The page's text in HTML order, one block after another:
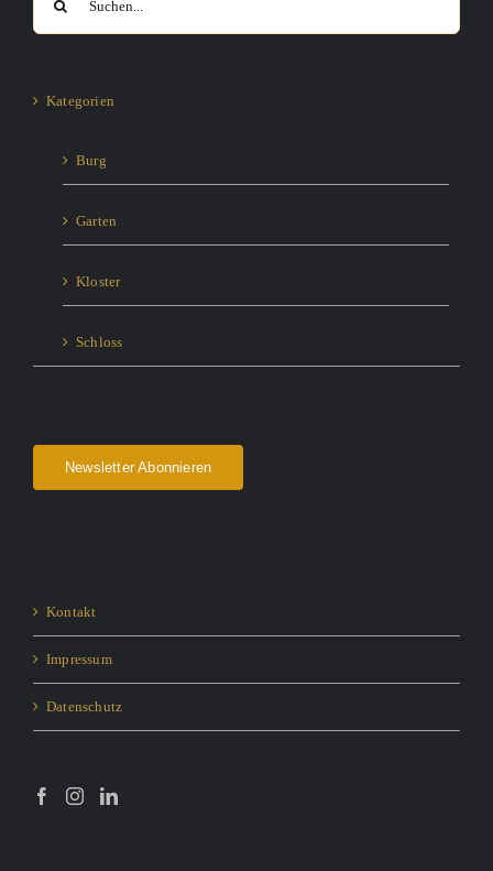
nach:
Kategorien
Burg
Garten
Kloster
Schloss
Newsletter Abonnieren
Kontakt
Impressum
Datenschutz